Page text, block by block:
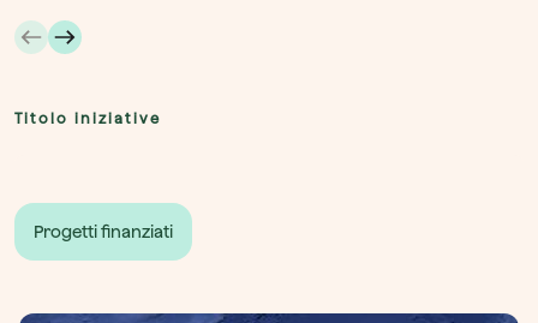
Titolo iniziative
Progetti finanziati